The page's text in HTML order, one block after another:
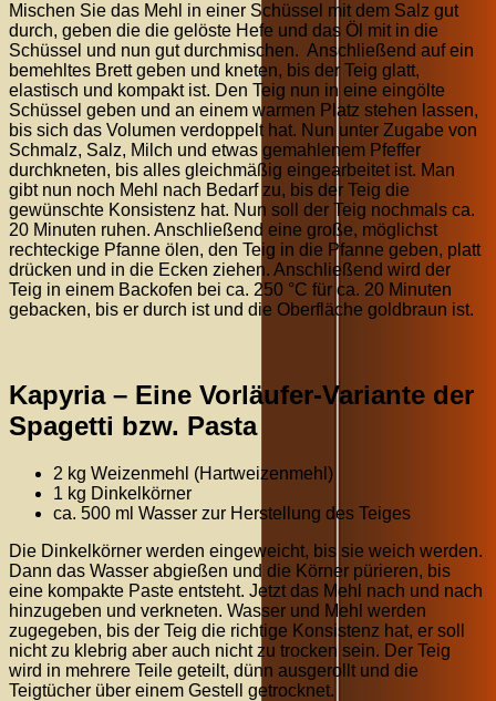
Mischen Sie das Mehl in einer Schüssel mit dem Salz gut
durch, geben die die gelöste Hefe und das Öl mit in die
Schüssel und nun gut durchmischen. Anschließend auf ein
bemehltes Brett geben und kneten, bis der Teig glatt,
elastisch und kompakt ist. Den Teig nun in eine eingölte
Schüssel geben und an einem warmen Platz stehen lassen,
bis sich das Volumen verdoppelt hat. Nun unter Zugabe von
Schmalz, Salz, Milch und etwas gemahlenem Pfeffer
durchkneten, bis alles gleichmäßig eingearbeitet ist. Man
gibt nun noch Mehl nach Bedarf zu, bis der Teig die
gewünschte Konsistenz hat. Nun soll der Teig nochmals ca.
20 Minuten ruhen. Anschließend eine große, möglichst
rechteckige Pfanne ölen, den Teig in die Pfanne geben, platt
drücken und in die Ecken ziehen. Anschließend wird der
Teig in einem Backofen bei ca. 250 °C für ca. 20 Minuten
gebacken, bis er durch ist und die Oberfläche goldbraun ist.
Kapyria – Eine Vorläufer-Variante der
Spagetti bzw. Pasta
2 kg Weizenmehl (Hartweizenmehl)
1 kg Dinkelkörner
ca. 500 ml Wasser zur Herstellung des Teiges
Die Dinkelkörner werden eingeweicht, bis sie weich werden.
Dann das Wasser abgießen und die Körner pürieren, bis
eine kompakte Paste entsteht. Jetzt das Mehl nach und nach
hinzugeben und verkneten. Wasser und Mehl werden
zugegeben, bis der Teig die richtige Konsistenz hat, er soll
nicht zu klebrig aber auch nicht zu trocken sein. Der Teig
wird in mehrere Teile geteilt, dünn ausgerollt und die
Teigtücher über einem Gestell getrocknet.